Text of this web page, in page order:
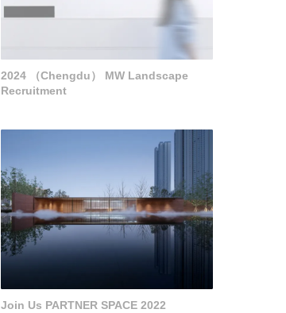
2024 （Chengdu） MW Landscape
Recruitment
Join Us PARTNER SPACE 2022